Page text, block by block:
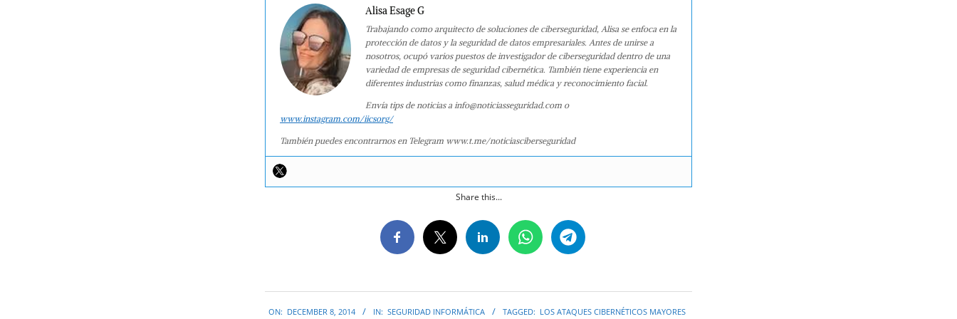
Alisa Esage G
Trabajando como arquitecto de soluciones de ciberseguridad, Alisa se enfoca en la
protección de datos y la seguridad de datos empresariales. Antes de unirse a
nosotros, ocupó varios puestos de investigador de ciberseguridad dentro de una
variedad de empresas de seguridad cibernética. También tiene experiencia en
diferentes industrias como finanzas, salud médica y reconocimiento facial.
Envía tips de noticias a info@noticiasseguridad.com o
www.instagram.com/iicsorg/
También puedes encontrarnos en Telegram www.t.me/noticiasciberseguridad
Share this...
ON: DECEMBER 8, 2014 IN: SEGURIDAD INFORMÁTICA TAGGED: LOS ATAQUES CIBERNÉTICOS MAYORES